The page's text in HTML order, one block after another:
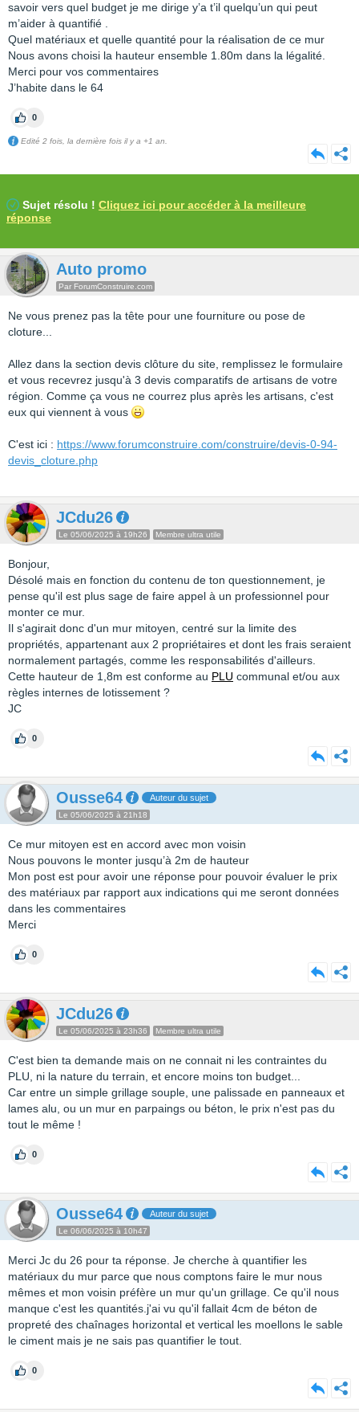
savoir vers quel budget je me dirige y’a t’il quelqu’un qui peut
m’aider à quantifié .
Quel matériaux et quelle quantité pour la réalisation de ce mur
Nous avons choisi la hauteur ensemble 1.80m dans la légalité.
Merci pour vos commentaires
J’habite dans le 64
0
Edité 2 fois, la dernière fois il y a +1 an.
Sujet résolu ! Cliquez ici pour accéder à la meilleure
réponse
Auto promo
Par ForumConstruire.com
Ne vous prenez pas la tête pour une fourniture ou pose de
cloture...
Allez dans la section devis clôture du site, remplissez le formulaire
et vous recevrez jusqu'à 3 devis comparatifs de artisans de votre
région. Comme ça vous ne courrez plus après les artisans, c'est
eux qui viennent à vous
C'est ici : https://www.forumconstruire.com/construire/devis-0-94-
devis_cloture.php
JCdu26
Le 05/06/2025 à 19h26 Membre ultra utile
Bonjour,
Désolé mais en fonction du contenu de ton questionnement, je
pense qu'il est plus sage de faire appel à un professionnel pour
monter ce mur.
Il s'agirait donc d'un mur mitoyen, centré sur la limite des
propriétés, appartenant aux 2 propriétaires et dont les frais seraient
normalement partagés, comme les responsabilités d'ailleurs.
Cette hauteur de 1,8m est conforme au PLU communal et/ou aux
règles internes de lotissement ?
JC
0
Ousse64 Auteur du sujet
Le 05/06/2025 à 21h18
Ce mur mitoyen est en accord avec mon voisin
Nous pouvons le monter jusqu’à 2m de hauteur
Mon post est pour avoir une réponse pour pouvoir évaluer le prix
des matériaux par rapport aux indications qui me seront données
dans les commentaires
Merci
0
JCdu26
Le 05/06/2025 à 23h36 Membre ultra utile
C'est bien ta demande mais on ne connait ni les contraintes du
PLU, ni la nature du terrain, et encore moins ton budget...
Car entre un simple grillage souple, une palissade en panneaux et
lames alu, ou un mur en parpaings ou béton, le prix n'est pas du
tout le même !
0
Ousse64 Auteur du sujet
Le 06/06/2025 à 10h47
Merci Jc du 26 pour ta réponse. Je cherche à quantifier les
matériaux du mur parce que nous comptons faire le mur nous
mêmes et mon voisin préfère un mur qu'un grillage. Ce qu'il nous
manque c'est les quantités.j'ai vu qu'il fallait 4cm de béton de
propreté des chaînages horizontal et vertical les moellons le sable
le ciment mais je ne sais pas quantifier le tout.
0